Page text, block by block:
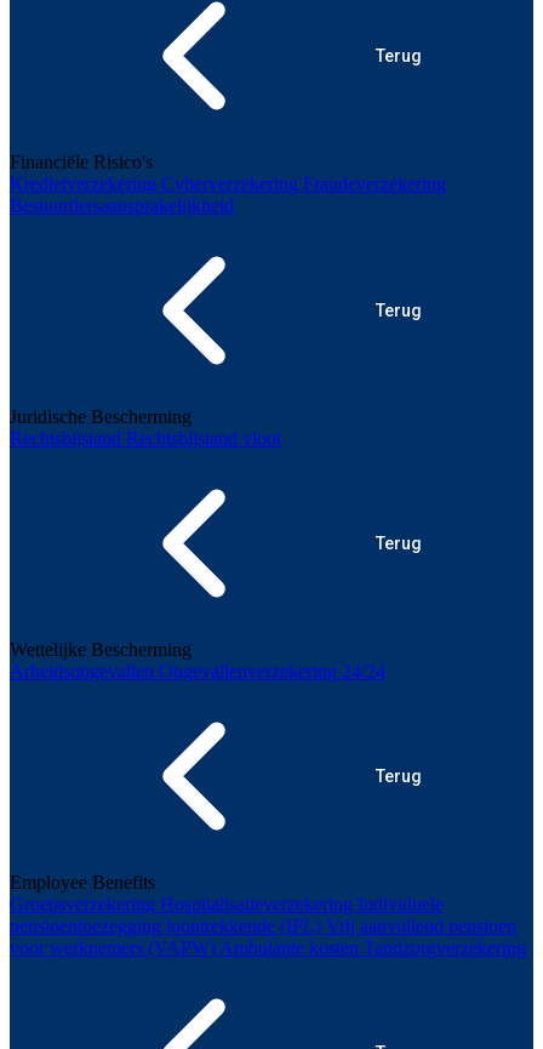
Terug
Financiële Risico's
Kredietverzekering Cyberverzekering Fraudeverzekering
Bestuurdersaansprakelijkheid
Terug
Juridische Bescherming
Rechtsbijstand Rechtsbijstand vloot
Terug
Wettelijke Bescherming
Arbeidsongevallen Ongevallenverzekering 24/24
Terug
Employee Benefits
Groepsverzekering Hospitalisatieverzekering Individuele
pensioentoezegging loontrekkende (IPL) Vrij aanvullend pensioen
voor werknemers (VAPW) Ambulante kosten Tandzorgverzekering